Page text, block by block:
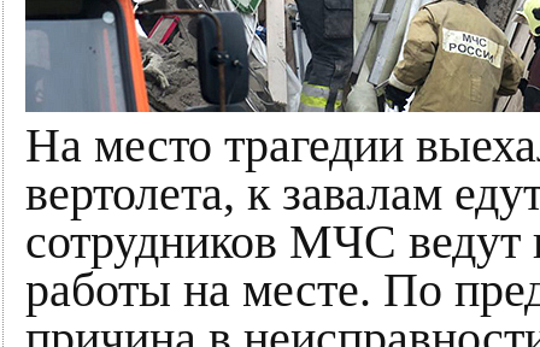
На место трагедии
вертолета, к завалам
сотрудников МЧС ведут
работы на месте. По